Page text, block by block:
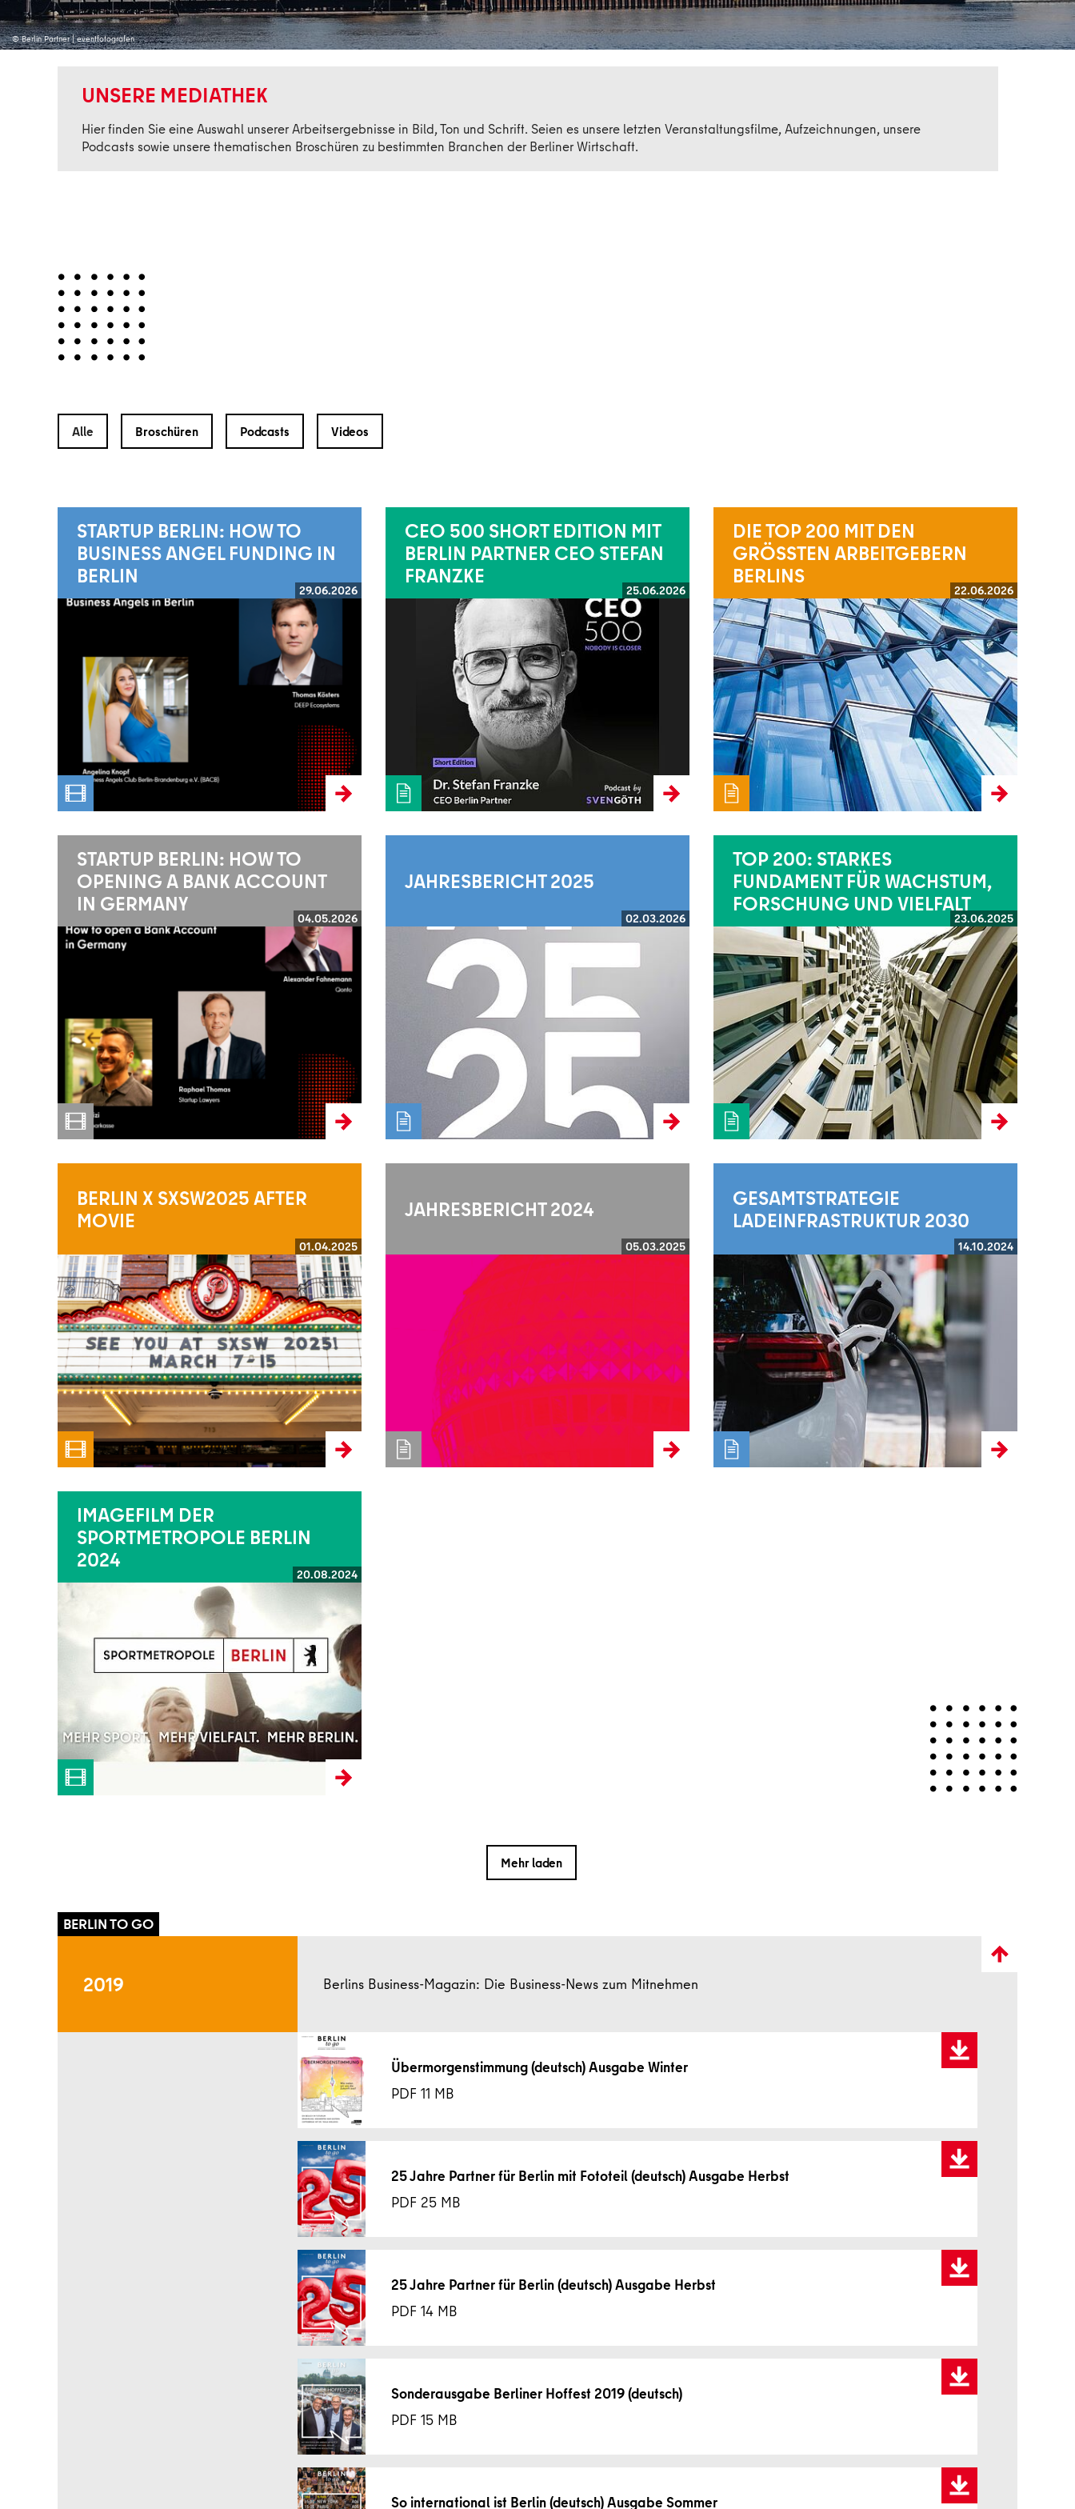
© Berlin Partner | eventfotografen
UNSERE MEDIATHEK
Hier finden Sie eine Auswahl unserer Arbeitsergebnisse in Bild, Ton und Schrift. Seien es unsere letzten Veranstaltungsfilme, Aufzeichnungen, unsere
Podcasts sowie unsere thematischen Broschüren zu bestimmten Branchen der Berliner Wirtschaft.
Alle Broschüren Podcasts Videos
STARTUP BERLIN: HOW TO
BUSINESS ANGEL FUNDING IN
BERLIN
29.06.2026
CEO 500 SHORT EDITION MIT
BERLIN PARTNER CEO STEFAN
FRANZKE
25.06.2026
DIE TOP 200 MIT DEN
GRÖSSTEN ARBEITGEBERN
BERLINS
22.06.2026
STARTUP BERLIN: HOW TO
OPENING A BANK ACCOUNT
IN GERMANY
04.05.2026
JAHRESBERICHT 2025
02.03.2026
TOP 200: STARKES
FUNDAMENT FÜR WACHSTUM,
FORSCHUNG UND VIELFALT
23.06.2025
BERLIN X SXSW2025 AFTER
MOVIE
01.04.2025
JAHRESBERICHT 2024
05.03.2025
GESAMTSTRATEGIE
LADEINFRASTRUKTUR 2030
14.10.2024
IMAGEFILM DER
SPORTMETROPOLE BERLIN
2024
20.08.2024
Mehr laden
2019 Berlins Business-Magazin: Die Business-News zum Mitnehmen
Übermorgenstimmung (deutsch) Ausgabe Winter
11 MB
25 Jahre Partner für Berlin mit Fototeil (deutsch) Ausgabe Herbst
25 MB
25 Jahre Partner für Berlin (deutsch) Ausgabe Herbst
14 MB
Sonderausgabe Berliner Hoffest 2019 (deutsch)
15 MB
So international ist Berlin (deutsch) Ausgabe Sommer